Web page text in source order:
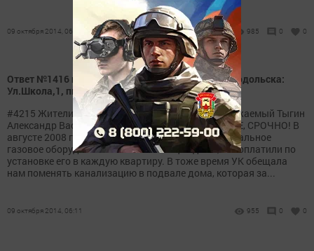
09 октября 2014, 06:12 985 0 0
Ответ №1416 на горячие вопросы жителей Зеленодольска:
Ул.Школа,1, пгт Васильево
#4215 Жители Васильево!!!! 28.09.2014 14:22 Уважаемый Тыгин
Александр Васильевич крик о помощи! ПОМОГИТЕ, СРОЧНО! В
августе 2008 года наш дом перевели на индивидуальное
газовое оборудование за счет жильцов дома, мы оплатили по
установке его в каждую квартиру. В тоже время УК обещала
нам поменять канализацию в подвале дома, которая за...
09 октября 2014, 06:11 955 0 0